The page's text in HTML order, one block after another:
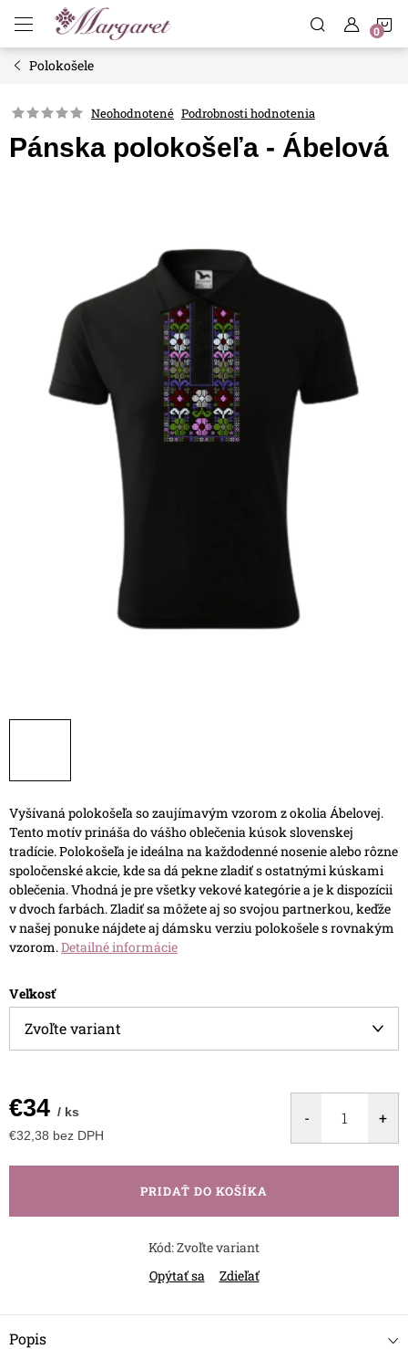
obsah
Polokošele
Neohodnotené Podrobnosti hodnotenia
Pánska polokošeľa - Ábelová
Vyšívaná polokošeľa so zaujímavým vzorom z okolia Ábelovej.
Tento motív prináša do vášho oblečenia kúsok slovenskej
tradície.Polokošeľa je ideálna na každodenné nosenie alebo rôzne
spoločenské akcie, kde sa dá pekne zladiť s ostatnými kúskami
oblečenia. Vhodná je pre všetky vekové kategórie a je k dispozícii
v dvoch farbách.Zladiť sa môžete aj so svojou partnerkou, keďže
v našej ponuke nájdete aj dámsku verziu polokošele s rovnakým
vzorom.Detailné informácie
Veľkosť
€34 / ks
€32,38 bez DPH
cena:
PRIDAŤ DO KOŠÍKA
Kód:Zvoľte variant
Opýtať sa
Zdieľať
Popis